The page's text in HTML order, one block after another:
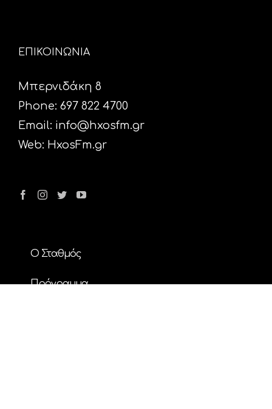
ΕΠΙΚΟΙΝΩΝΙΑ
Μπερνιδάκη 8
Phone: 697 822 4700
Email: info@hxosfm.gr
Web: HxosFm.gr
Ο Σταθμός
Πρόγραμμα